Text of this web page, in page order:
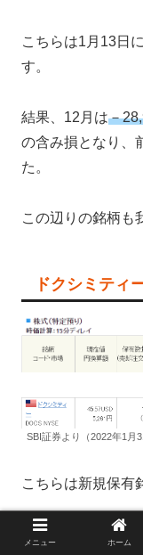
こちらは1月13日
す。
結果、12月は－
の含み損となり、
た。
この辺りの銘柄も
ドクシミテ
SBI証券より（2022年1月
こちらは新規保有
Doximity（ドクシ
メニュー ホーム